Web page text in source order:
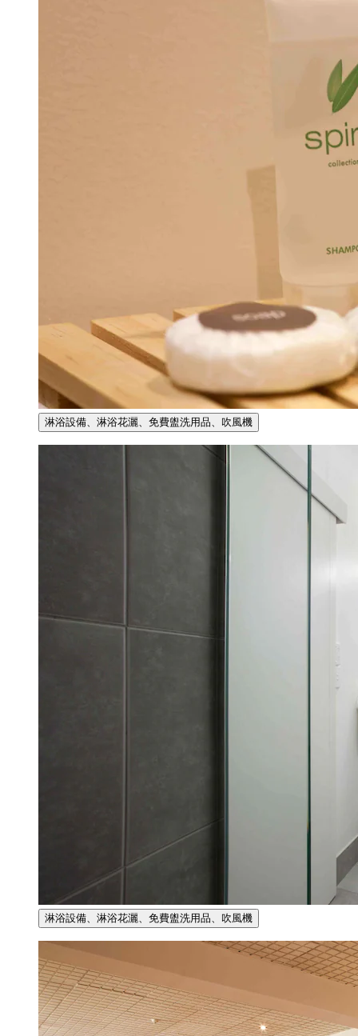
淋浴設備、淋浴花灑、免費盥洗用品、吹風機
淋浴設備、淋浴花灑、免費盥洗用品、吹風機